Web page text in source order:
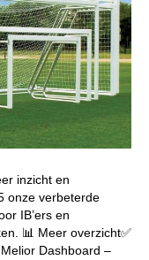
inzicht en
onze verbeterde
IB’ers en
📊 Meer overzicht✅
Dashboard –